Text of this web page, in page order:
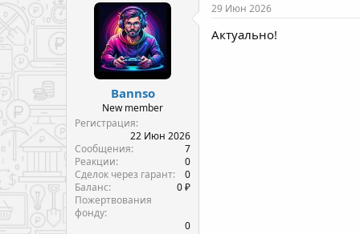
Bannso
New member
Регистрация
22 Июн 2026
Сообщения
7
Реакции
0
Сделок через гарант
0
Баланс
0 ₽
Пожертвования
фонду
0
29 Июн 2026
Актуально!